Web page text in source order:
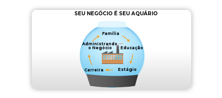
SEU NEGÓCIO É SEU AQUÁRIO
Família
Educação
Estágio
Carreira
Administrando
o Negócio